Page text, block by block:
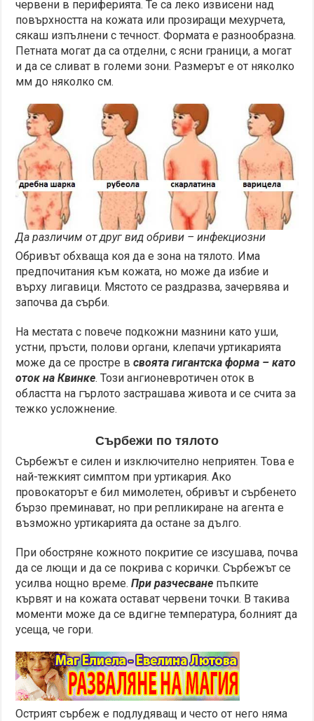
червени в периферията. Те са леко извисени над
повърхността на кожата или прозиращи мехурчета,
сякаш изпълнени с течност. Формата е разнообразна.
Петната могат да са отделни, с ясни граници, а могат
и да се сливат в големи зони. Размерът е от няколко
мм до няколко см.
Да различим от друг вид обриви – инфекциозни
Обривът обхваща коя да е зона на тялото. Има
предпочитания към кожата, но може да избие и
върху лигавици. Мястото се раздразва, зачервява и
започва да сърби.
На местата с повече подкожни мазнини като уши,
устни, пръсти, полови органи, клепачи уртикарията
може да се простре всвоята гигантска форма – като
оток на Квинке. Този ангионевротичен оток в
областта на гърлото застрашава живота и се счита за
тежко усложнение.
Сърбежи по тялото
Сърбежът е силен и изключително неприятен. Това е
най-тежкият симптом при уртикария. Ако
провокаторът е бил мимолетен, обривът и сърбенето
бързо преминават, но при репликиране на агента е
възможно уртикарията да остане за дълго.
При обостряне кожното покритие се изсушава, почва
да се лющи и да се покрива с корички. Сърбежът се
усилва нощно време.При разчесване пъпките
кървят и на кожата остават червени точки. В такива
моменти може да се вдигне температура, болният да
усеща, че гори.
Острият сърбеж е подлудяващ и често от него няма